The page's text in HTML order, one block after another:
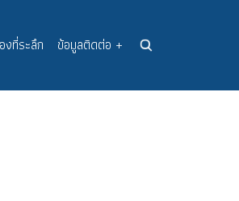
งที่ระลึก ข้อมูลติดต่อ +